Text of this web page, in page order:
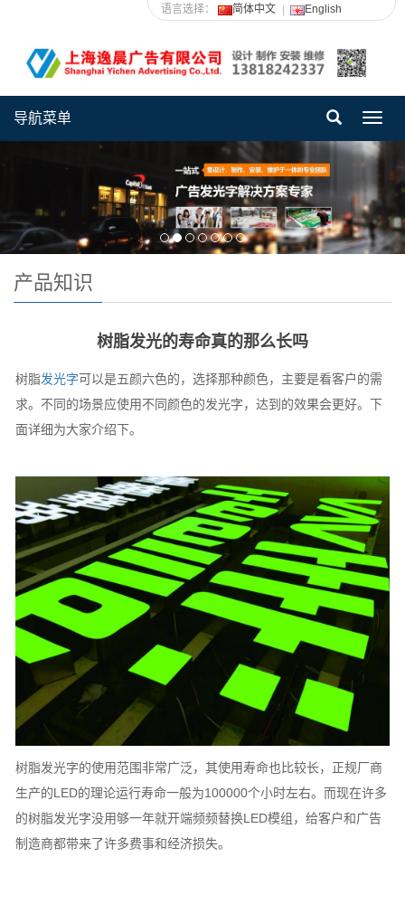
语言选择： 简体中文 English
导航菜单
产品知识
树脂发光的寿命真的那么长吗
树脂发光字可以是五颜六色的，选择那种颜色，主要是看客户的需
求。不同的场景应使用不同颜色的发光字，达到的效果会更好。下
面详细为大家介绍下。
树脂发光字的使用范围非常广泛，其使用寿命也比较长，正规厂商
生产的LED的理论运行寿命一般为100000个小时左右。而现在许多
的树脂发光字没用够一年就开端频频替换LED模组，给客户和广告
制造商都带来了许多费事和经济损失。